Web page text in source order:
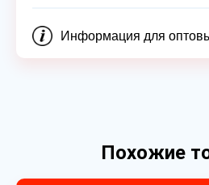
Информация для
Похожие